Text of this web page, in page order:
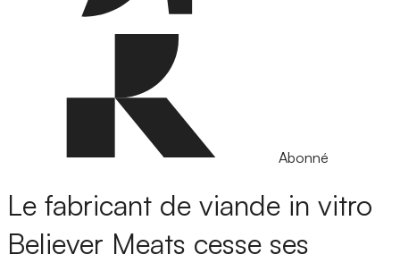
Abonné
Le fabricant de viande in vitro
Believer Meats cesse ses